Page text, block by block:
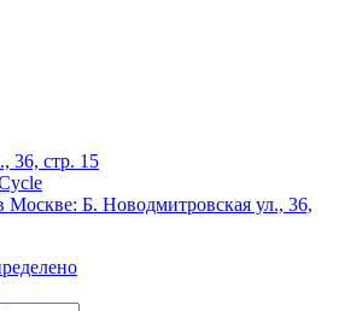
36, стр. 15
Москве: Б. Новодмитровская ул., 36,